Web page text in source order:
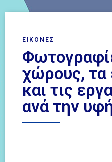
ΕΙΚΟΝΕΣ
χώρους, τα
και τις
ανά την